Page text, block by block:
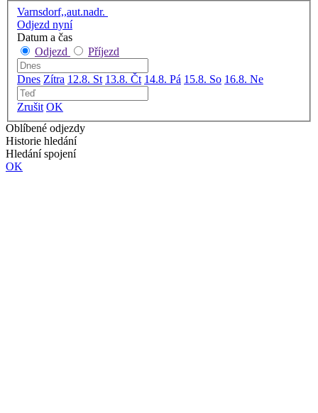
Varnsdorf,,aut.nadr.
Odjezd nyní
Datum a čas
Odjezd
Příjezd
Dnes Zítra 12.8. St 13.8. Čt 14.8. Pá 15.8. So 16.8. Ne
Zrušit OK
Oblíbené odjezdy
Historie hledání
Hledání spojení
OK